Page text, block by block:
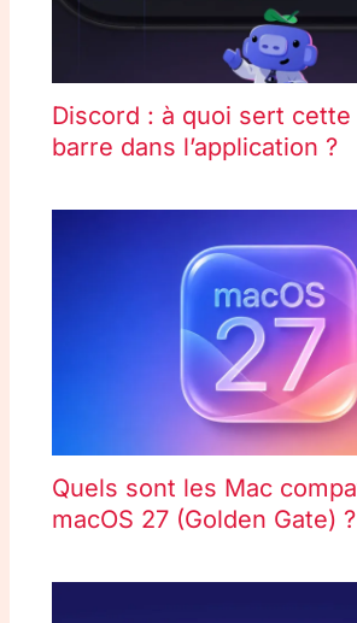
Discord : à quoi sert
barre dans l’application ?
Quels sont les Mac
macOS 27 (Golden Gate) ?